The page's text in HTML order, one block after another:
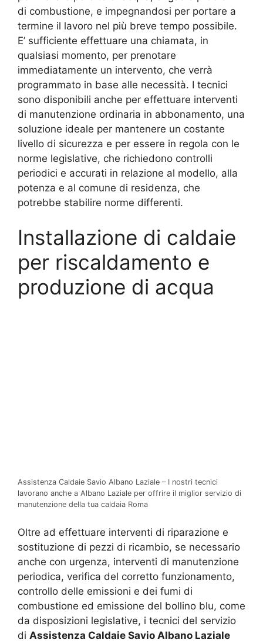
di combustione, e impegnandosi per portare a
termine il lavoro nel più breve tempo possibile.
E’ sufficiente effettuare una chiamata, in
qualsiasi momento, per prenotare
immediatamente un intervento, che verrà
programmato in base alle necessità. I tecnici
sono disponibili anche per effettuare interventi
di manutenzione ordinaria in abbonamento, una
soluzione ideale per mantenere un costante
livello di sicurezza e per essere in regola con le
norme legislative, che richiedono controlli
periodici e accurati in relazione al modello, alla
potenza e al comune di residenza, che
potrebbe stabilire norme differenti.
Installazione di caldaie
per riscaldamento e
produzione di acqua
Assistenza Caldaie Savio Albano Laziale – I nostri tecnici
lavorano anche a Albano Laziale per offrire il miglior servizio di
manutenzione della tua caldaia Roma
Oltre ad effettuare interventi di riparazione e
sostituzione di pezzi di ricambio, se necessario
anche con urgenza, interventi di manutenzione
periodica, verifica del corretto funzionamento,
controllo delle emissioni e dei fumi di
combustione ed emissione del bollino blu, come
da disposizioni legislative, i tecnici del servizio
di Assistenza Caldaie Savio Albano Laziale